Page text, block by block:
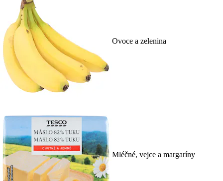
Ovoce a zelenina
Mléčné, vejce a margaríny